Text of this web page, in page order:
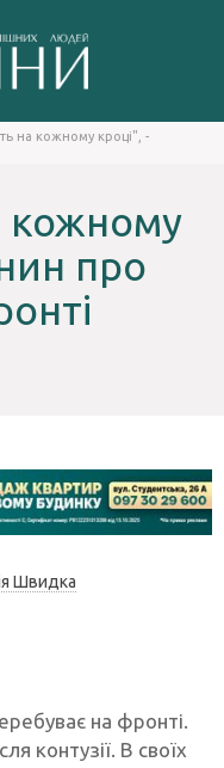
на кожному кроці", -
кожному
про
Швидка
на фронті.
контузії. В своїх